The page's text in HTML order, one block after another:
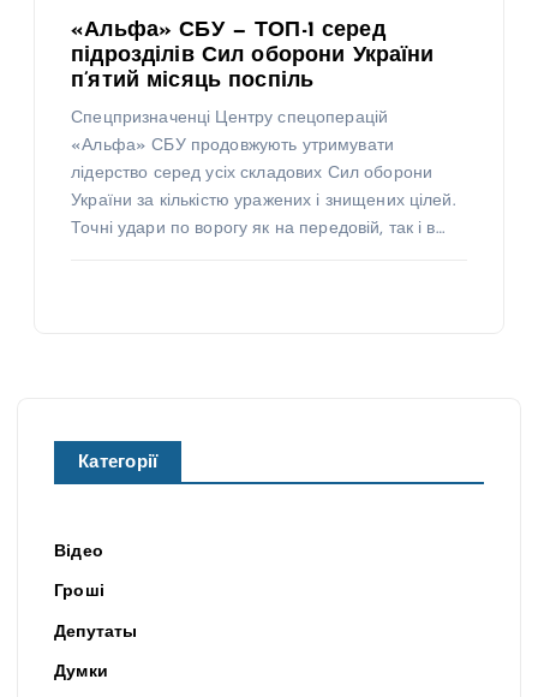
«Альфа» СБУ — ТОП-1 серед
підрозділів Сил оборони України
п’ятий місяць поспіль
Спецпризначенці Центру спецоперацій
«Альфа» СБУ продовжують утримувати
лідерство серед усіх складових Сил оборони
України за кількістю уражених і знищених цілей.
Точні удари по ворогу як на передовій, так і в…
Категорії
Відео
Гроші
Депутаты
Думки